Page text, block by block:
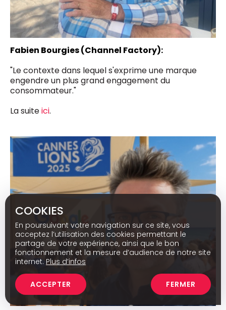
Fabien Bourgies (Channel Factory):
"Le contexte dans lequel s'exprime une marque
engendre un plus grand engagement du
consommateur."
La suiteici.
COOKIES
En poursuivant votre navigation sur ce site, vous
acceptez l’utilisation des cookies permettant le
partage de votre expérience, ainsi que le bon
fonctionnement et la mesure d’audience de notre site
internet. Plus d’infos
ACCEPTER FERMER